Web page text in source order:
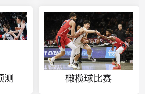
测 橄榄球比赛